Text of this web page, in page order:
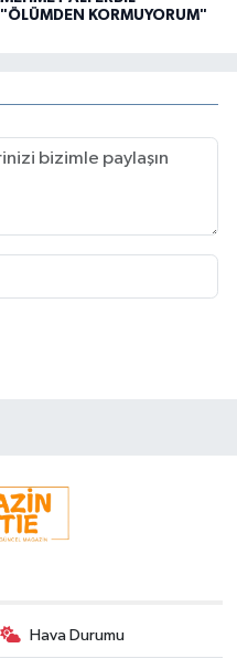
"ÖLÜMDEN KORMUYORUM"
Hava Durumu